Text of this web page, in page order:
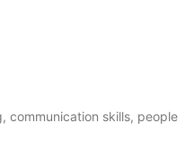
communication skills, people